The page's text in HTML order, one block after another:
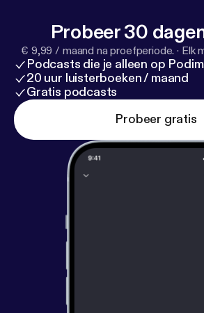
Probeer 30
€ 9,99 / maand na proefperiode. · Elk
Podcasts die je alleen op
20 uur luisterboeken / maand
Gratis podcasts
Probeer gratis